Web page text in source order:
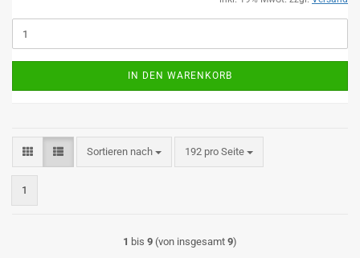
IN DEN WARENKORB
Sortieren nach
Sortieren nach 192 pro Seite
pro Seite
1
1 bis 9 (von insgesamt 9)